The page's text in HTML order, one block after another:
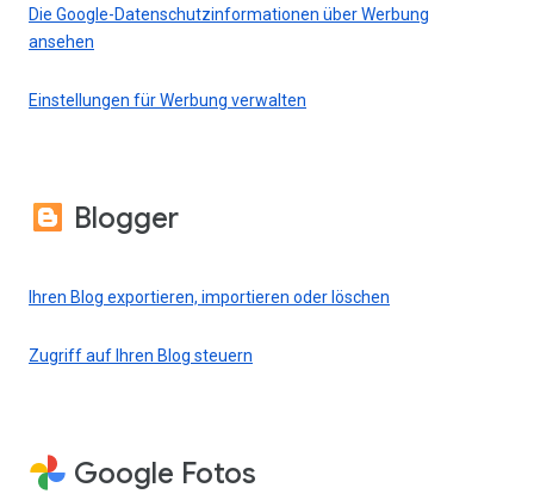
Die Google-Datenschutzinformationen über Werbung
ansehen
Einstellungen für Werbung verwalten
Blogger
Ihren Blog exportieren, importieren oder löschen
Zugriff auf Ihren Blog steuern
Google Fotos